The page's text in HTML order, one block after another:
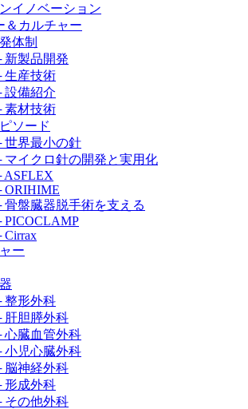
イノベーション
＆カルチャー
体制
新製品開発
生産技術
設備紹介
素材技術
ソード
世界最小の針
マイクロ針の開発と実用化
ASFLEX
ORIHIME
骨盤臓器脱手術を支える
PICOCLAMP
Cirrax
ー
整形外科
肝胆膵外科
心臓血管外科
小児心臓外科
脳神経外科
形成外科
その他外科